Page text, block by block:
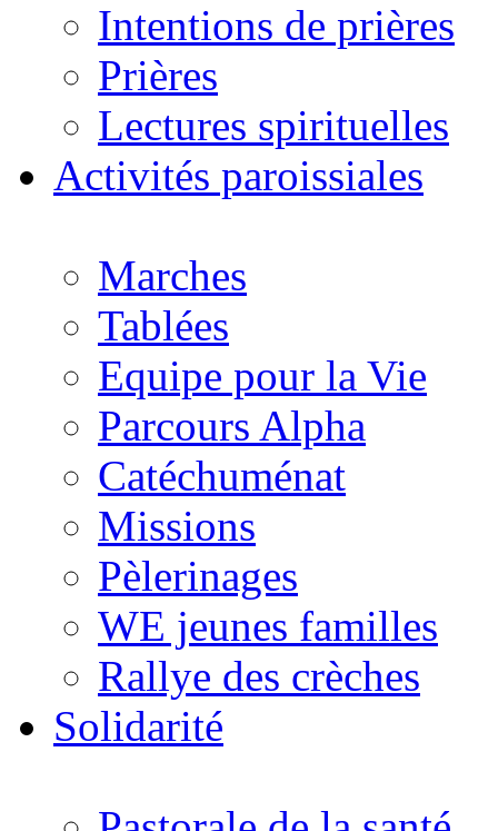
Intentions de prières
Prières
Lectures spirituelles
Activités paroissiales
Marches
Tablées
Equipe pour la Vie
Parcours Alpha
Catéchuménat
Missions
Pèlerinages
WE jeunes familles
Rallye des crèches
Solidarité